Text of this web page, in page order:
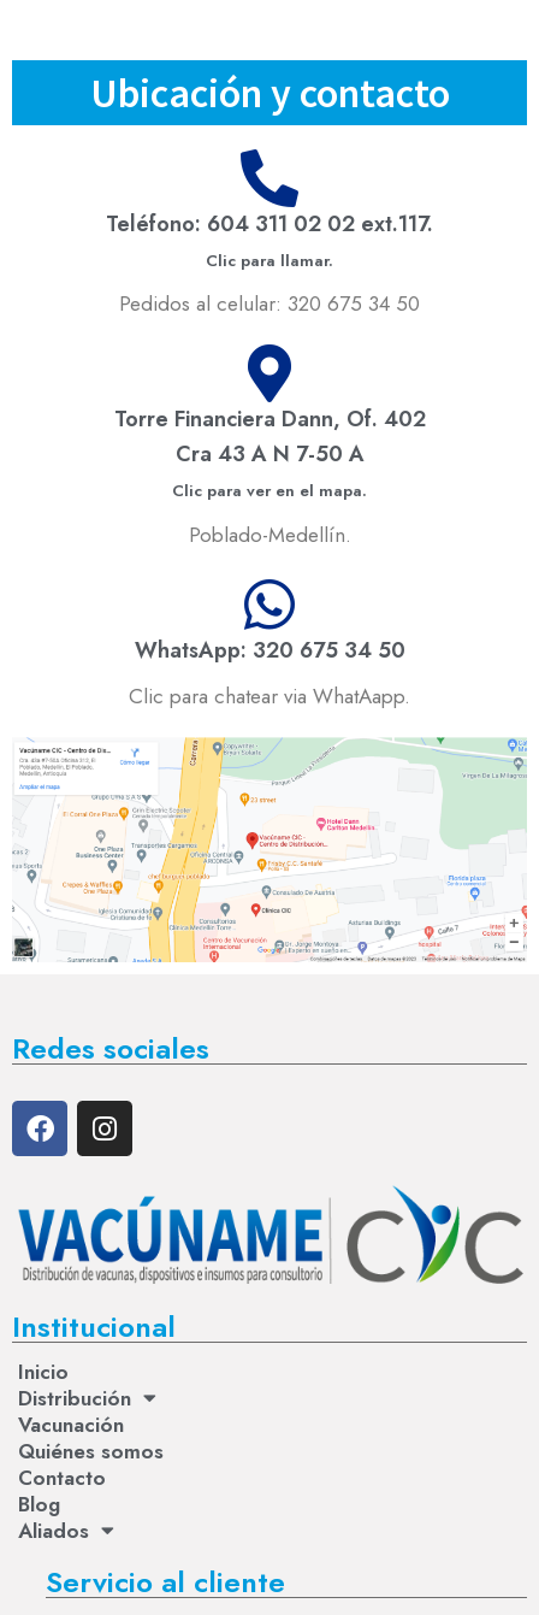
Ubicación y contacto
Teléfono: 604 311 02 02 ext.117.
Clic para llamar.
Pedidos al celular: 320 675 34 50
Torre Financiera Dann, Of. 402
Cra 43 A N 7-50 A
Clic para ver en el mapa.
Poblado-Medellín.
WhatsApp: 320 675 34 50
Clic para chatear via WhatAapp.
Redes sociales
Institucional
Inicio
Distribución
Vacunación
Quiénes somos
Contacto
Blog
Aliados
Servicio al cliente